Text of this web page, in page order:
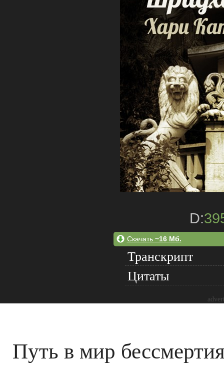
D:
Скачать ~16 Мб.
Транскрипт
Цитаты
Путь в мир